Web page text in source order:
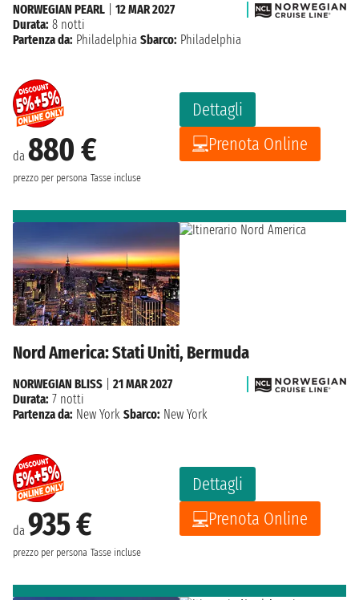
da 880 €
prezzo per persona Tasse incluse
Dettagli
Prenota Online
NORWEGIAN PEARL
12 MAR 2027
Durata: 8 notti
Partenza da: Philadelphia Sbarco: Philadelphia
Nord America: Stati Uniti, Bermuda
da 935 €
prezzo per persona Tasse incluse
Dettagli
Prenota Online
NORWEGIAN BLISS
21 MAR 2027
Durata: 7 notti
Partenza da: New York Sbarco: New York